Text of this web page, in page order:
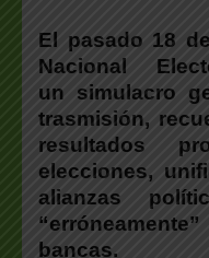
El pasado 18
Nacional
un simulacro
trasmisión,
resultados
elecciones,
alianzas
bancas.